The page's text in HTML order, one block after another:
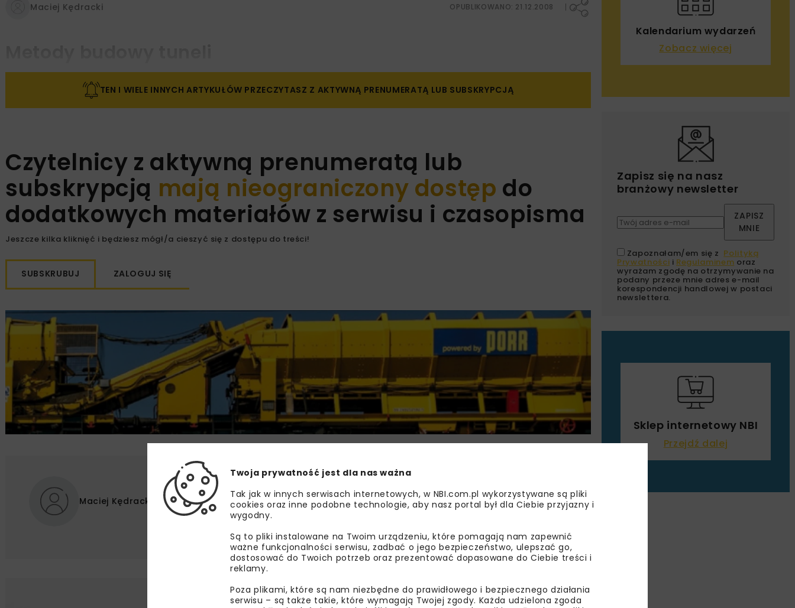
Maciej Kędracki OPUBLIKOWANO: 21.12.2008
TEN I WIELE INNYCH ARTYKUŁÓW PRZECZYTASZ Z AKTYWNĄ PRENUMERATĄ LUB SUBSKRYPCJĄ
Czytelnicy z aktywną prenumeratą lub
subskrypcją mają nieograniczony dostęp do
dodatkowych materiałów z serwisu i czasopisma
Jeszcze kilka kliknięć i będziesz mógł/a cieszyć się z dostępu do treści!
SUBSKRUBUJ ZALOGUJ SIĘ
Maciej Kędracki
BUDOWNICTWO PODZIEMNE TUNELE
Kalendarium wydarzeń
Zobacz więcej
Zapisz się na nasz
branżowy newsletter
ZAPISZ
MNIE
Zapoznałam/em się z Polityką
Prywatności i Regulaminem oraz
wyrażam zgodę na otrzymywanie na
podany przeze mnie adres e-mail
korespondencji handlowej w postaci
newslettera.
Sklep internetowy NBI
Przejdź dalej
Twoja prywatność jest dla nas ważna
Tak jak w innych serwisach internetowych, w NBI.com.pl wykorzystywane są pliki
cookies oraz inne podobne technologie, aby nasz portal był dla Ciebie przyjazny i
wygodny.
Są to pliki instalowane na Twoim urządzeniu, które pomagają nam zapewnić
ważne funkcjonalności serwisu, zadbać o jego bezpieczeństwo, ulepszać go,
dostosować do Twoich potrzeb oraz prezentować dopasowane do Ciebie treści i
reklamy.
Poza plikami, które są nam niezbędne do prawidłowego i bezpiecznego działania
serwisu – są także takie, które wymagają Twojej zgody. Każda udzielona zgoda